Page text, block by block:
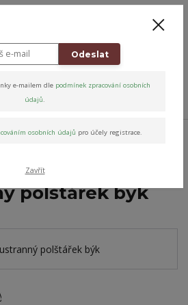
značky Pro děti
Laděný pokojíček
polštářek býk
Odeslat
e-mailem dle podmínek zpracování osobních
údajů.
osobních údajů pro účely registrace.
Zavřít